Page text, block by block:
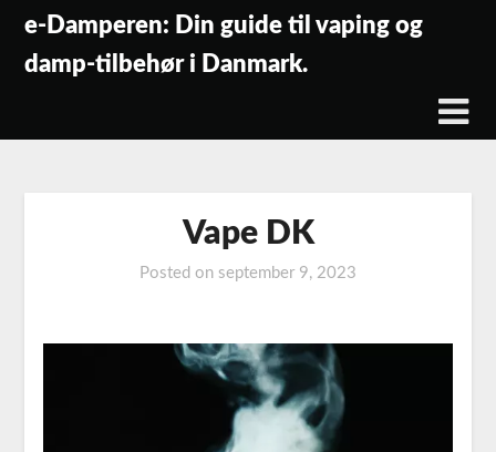
content
e-Damperen: Din guide til vaping og
damp-tilbehør i Danmark.
Vape DK
Posted on september 9, 2023